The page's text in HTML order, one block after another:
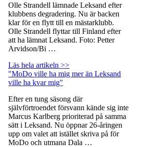
Olle Strandell lämnade Leksand efter
klubbens degradering. Nu är backen
klar för en flytt till en mästarklubb.
Olle Strandell flyttar till Finland efter
att ha lämnat Leksand. Foto: Petter
Arvidson/Bi …
Läs hela artikeln >>
"MoDo ville ha mig mer än Leksand
ville ha kvar mig"
Efter en tung säsong där
självförtroendet försvann kände sig inte
Marcus Karlberg prioriterad på samma
sätt i Leksand. Nu öppnar 26-åringen
upp om valet att istället skriva på för
MoDo och utmana Dala …